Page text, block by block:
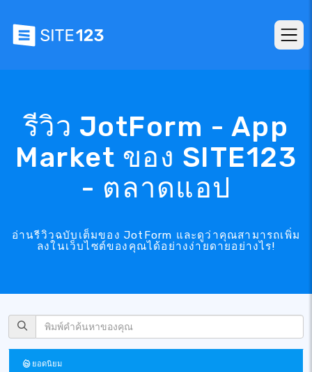
รีวิว JotForm - App
Market ของ SITE123
- ตลาดแอป
อ่านรีวิวฉบับเต็มของ JotForm และดูว่าคุณสามารถเพิ่ม
ลงในเว็บไซต์ของคุณได้อย่างง่ายดายอย่างไร!
ยอดนิยม